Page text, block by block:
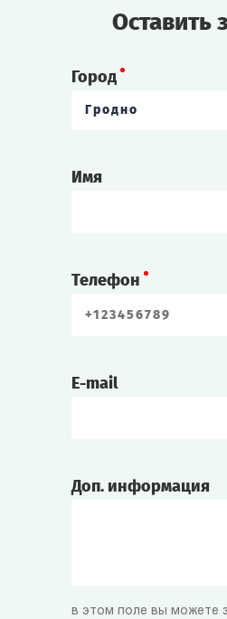
Оставить
Город
Гродно
Имя
Телефон
E-mail
Доп. информация
в этом поле вы можете